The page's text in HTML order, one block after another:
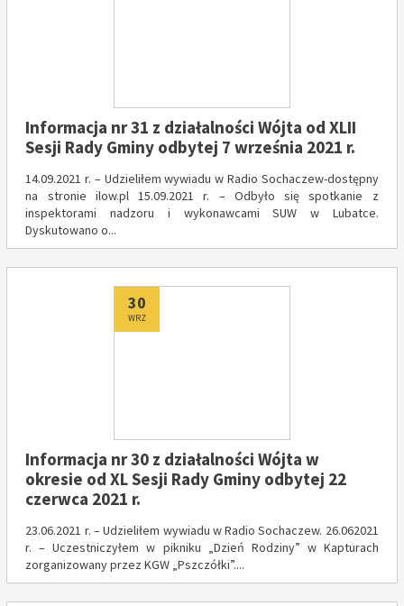
Informacja nr 31 z działalności Wójta od XLII
Sesji Rady Gminy odbytej 7 września 2021 r.
14.09.2021 r. – Udzieliłem wywiadu w Radio Sochaczew-dostępny
na stronie ilow.pl 15.09.2021 r. – Odbyło się spotkanie z
inspektorami nadzoru i wykonawcami SUW w Lubatce.
Dyskutowano o...
Dodano
30
WRZ
Informacja nr 30 z działalności Wójta w
okresie od XL Sesji Rady Gminy odbytej 22
czerwca 2021 r.
23.06.2021 r. – Udzieliłem wywiadu w Radio Sochaczew. 26.062021
r. – Uczestniczyłem w pikniku „Dzień Rodziny” w Kapturach
zorganizowany przez KGW „Pszczółki”....